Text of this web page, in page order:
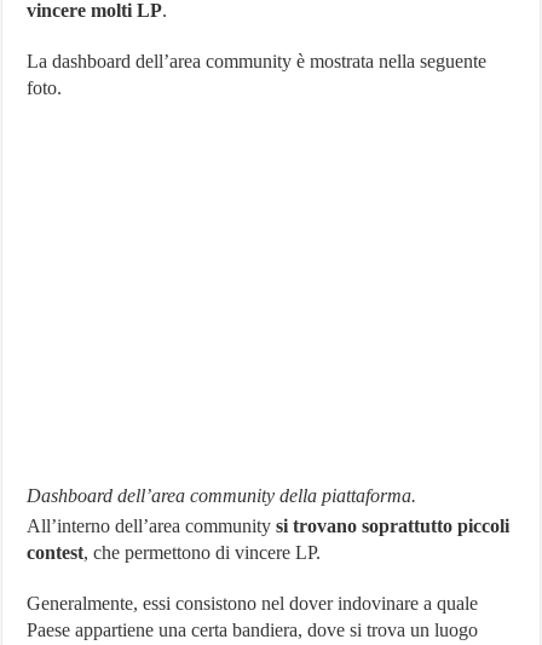
vincere molti LP.
La dashboard dell’area community è mostrata nella seguente
foto.
Dashboard dell’area community della piattaforma.
All’interno dell’area communitysi trovano soprattutto piccoli
contest, che permettono di vincere LP.
Generalmente, essi consistono nel dover indovinare a quale
Paese appartiene una certa bandiera, dove si trova un luogo